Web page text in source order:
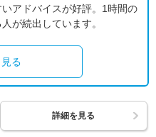
アドバイスが好評。1時間の
が続出しています。
る
詳細を見る